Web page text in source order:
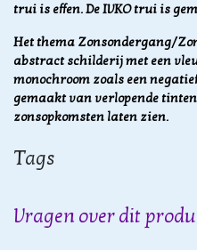
trui is effen. De IVKO trui is
Het thema Zonsondergang/
abstract schilderij met een
monochroom zoals een
gemaakt van verlopende
zonsopkomsten laten zien.
Tags
Vragen over dit